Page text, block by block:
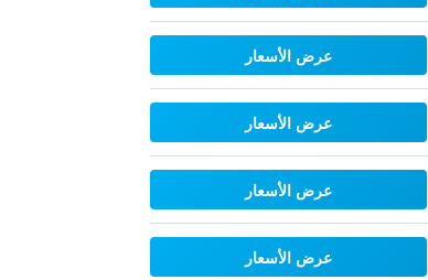
عرض الأسعار
عرض الأسعار
عرض الأسعار
عرض الأسعار